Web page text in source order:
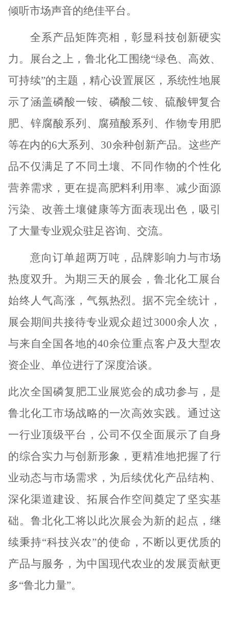
倾听市场声音的绝佳平台。
全系产品矩阵亮相，彰显科技创新硬实
力。展台之上，鲁北化工围绕“绿色、高效、
可持续”的主题，精心设置展区，系统性地展
示了涵盖磷酸一铵、磷酸二铵、硫酸钾复合
肥、锌腐酸系列、腐殖酸系列、作物专用肥
等在内的6大系列、30余种创新产品。这些产
品不仅满足了不同土壤、不同作物的个性化
营养需求，更在提高肥料利用率、减少面源
污染、改善土壤健康等方面表现出色，吸引
了大量专业观众驻足咨询、交流。
意向订单超两万吨，品牌影响力与市场
热度双升。为期三天的展会，鲁北化工展台
始终人气高涨，气氛热烈。据不完全统计，
展会期间共接待专业观众超过3000余人次，
与来自全国各地的40余位重点客户及大型农
资企业、单位进行了深度洽谈。
此次全国磷复肥工业展览会的成功参与，是
鲁北化工市场战略的一次高效实践。通过这
一行业顶级平台，公司不仅全面展示了自身
的综合实力与创新形象，更精准地把握了行
业动态与市场需求，为后续优化产品结构、
深化渠道建设、拓展合作空间奠定了坚实基
础。鲁北化工将以此次展会为新的起点，继
续秉持“科技兴农”的使命，不断以更优质的
产品与服务，为中国现代农业的发展贡献更
多“鲁北力量”。